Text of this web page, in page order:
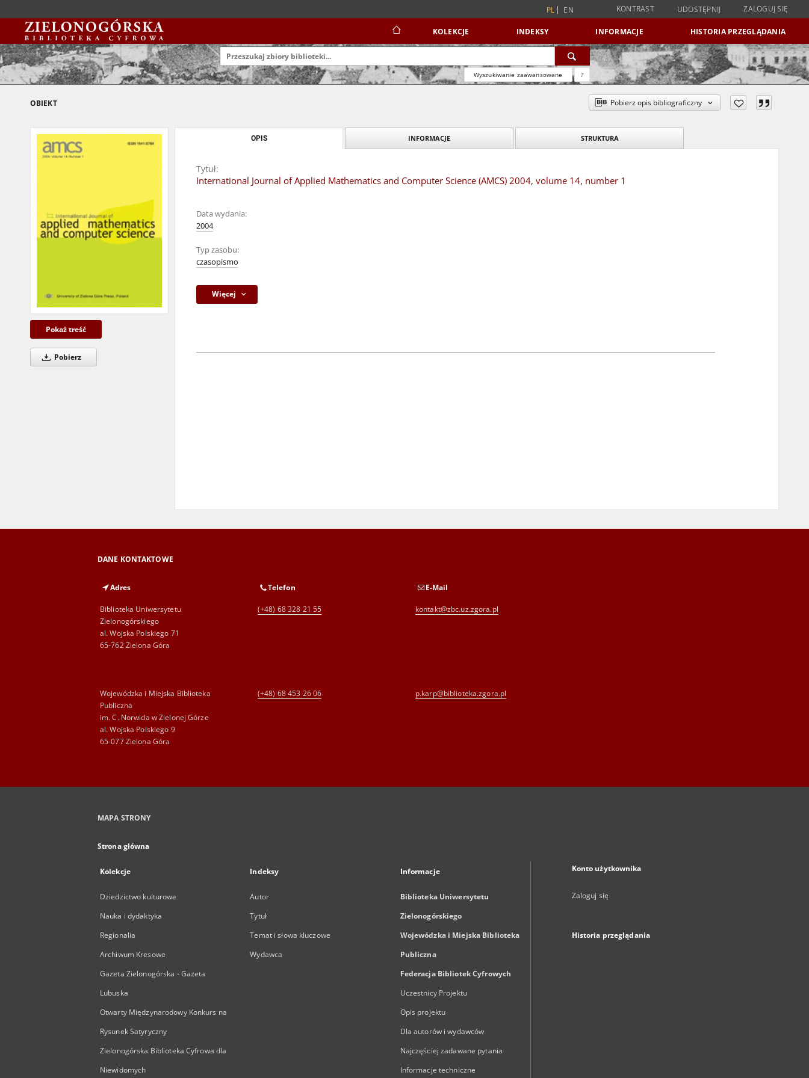
PL EN KONTRAST UDOSTĘPNIJ ZALOGUJ SIĘ
KOLEKCJE INDEKSY INFORMACJE HISTORIA PRZEGLĄDANIA
Wyszukiwanie zaawansowane ?
OBIEKT Pobierz opis bibliograficzny
Pokaż treść
Pobierz
OPIS INFORMACJE STRUKTURA
Tytuł:
International Journal of Applied Mathematics and Computer Science (AMCS) 2004, volume 14, number 1
Data wydania:
2004
Typ zasobu:
czasopismo
Więcej
DANE KONTAKTOWE
Adres
Biblioteka Uniwersytetu
Zielonogórskiego
al. Wojska Polskiego 71
65-762 Zielona Góra
Telefon
(+48) 68 328 21 55
E-Mail
kontakt@zbc.uz.zgora.pl
Wojewódzka i Miejska Biblioteka
Publiczna
im. C. Norwida w Zielonej Górze
al. Wojska Polskiego 9
65-077 Zielona Góra
(+48) 68 453 26 06 p.karp@biblioteka.zgora.pl
MAPA STRONY
Strona główna
Kolekcje
Dziedzictwo kulturowe
Nauka i dydaktyka
Regionalia
Archiwum Kresowe
Gazeta Zielonogórska - Gazeta
Lubuska
Otwarty Międzynarodowy Konkurs na
Rysunek Satyryczny
Zielonogórska Biblioteka Cyfrowa dla
Niewidomych
Indeksy
Autor
Tytuł
Temat i słowa kluczowe
Wydawca
Informacje
Biblioteka Uniwersytetu
Zielonogórskiego
Wojewódzka i Miejska Biblioteka
Publiczna
Federacja Bibliotek Cyfrowych
Uczestnicy Projektu
Opis projektu
Dla autorów i wydawców
Najczęściej zadawane pytania
Informacje techniczne
Konto użytkownika
Zaloguj się
Historia przeglądania